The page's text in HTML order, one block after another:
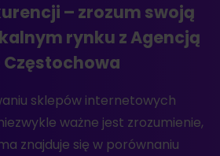
– zrozum swoją
rynku z Agencją
Częstochowa
sklepów internetowych
ważne jest zrozumienie,
znajduje się w porównaniu